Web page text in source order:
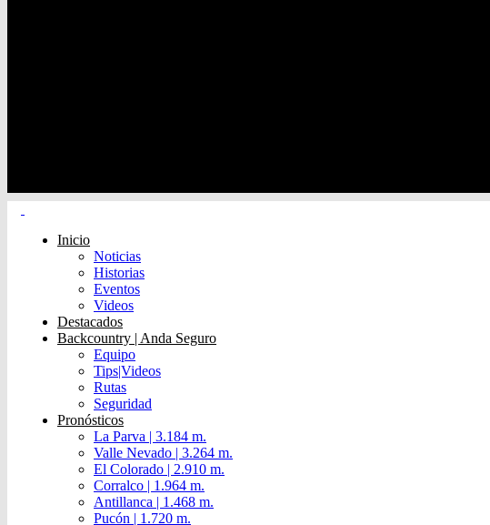
Inicio
Noticias
Historias
Eventos
Videos
Destacados
Backcountry | Anda Seguro
Equipo
Tips|Videos
Rutas
Seguridad
Pronósticos
La Parva | 3.184 m.
Valle Nevado | 3.264 m.
El Colorado | 2.910 m.
Corralco | 1.964 m.
Antillanca | 1.468 m.
Pucón | 1.720 m.